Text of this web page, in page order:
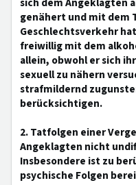
genähert und mit dem
Geschlechtsverkehr
freiwillig mit dem
allein, obwohl er sich
sexuell zu nähern
strafmildernd
berücksichtigen.
2. Tatfolgen einer
Angeklagten nicht
Insbesondere ist zu
psychische Folgen